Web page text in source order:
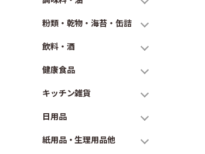
粉類・乾物・海苔・缶詰
飲料・酒
健康食品
キッチン雑貨
日用品
紙用品・生理用品他